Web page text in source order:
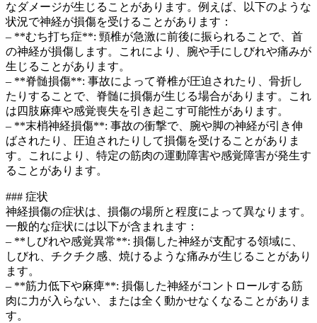
なダメージが生じることがあります。例えば、以下のような
状況で神経が損傷を受けることがあります：
– **むち打ち症**: 頸椎が急激に前後に振られることで、首
の神経が損傷します。これにより、腕や手にしびれや痛みが
生じることがあります。
– **脊髄損傷**: 事故によって脊椎が圧迫されたり、骨折し
たりすることで、脊髄に損傷が生じる場合があります。これ
は四肢麻痺や感覚喪失を引き起こす可能性があります。
– **末梢神経損傷**: 事故の衝撃で、腕や脚の神経が引き伸
ばされたり、圧迫されたりして損傷を受けることがありま
す。これにより、特定の筋肉の運動障害や感覚障害が発生す
ることがあります。
### 症状
神経損傷の症状は、損傷の場所と程度によって異なります。
一般的な症状には以下が含まれます：
– **しびれや感覚異常**: 損傷した神経が支配する領域に、
しびれ、チクチク感、焼けるような痛みが生じることがあり
ます。
– **筋力低下や麻痺**: 損傷した神経がコントロールする筋
肉に力が入らない、または全く動かせなくなることがありま
す。